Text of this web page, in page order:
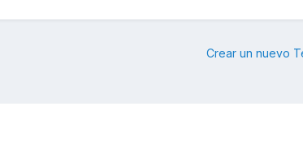
Crear un nuevo